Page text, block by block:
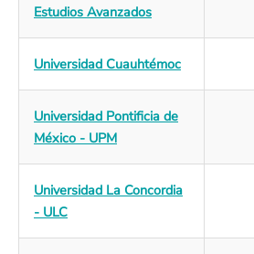
Estudios Avanzados
Universidad Cuauhtémoc
Universidad Pontificia de
México - UPM
Universidad La Concordia
- ULC